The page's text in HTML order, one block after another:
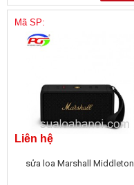
Mã SP:
Liên hệ
sửa loa Marshall Middleton